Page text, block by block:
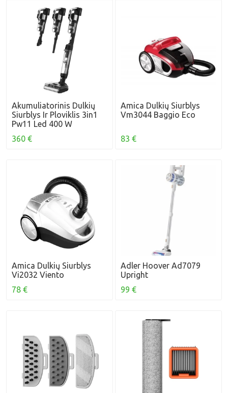
Akumuliatorinis Dulkių
Siurblys Ir Ploviklis 3in1
Pw11 Led 400 W
360 €
Amica Dulkių Siurblys
Vm3044 Baggio Eco
83 €
Amica Dulkių Siurblys
Vi2032 Viento
78 €
Adler Hoover Ad7079
Upright
99 €